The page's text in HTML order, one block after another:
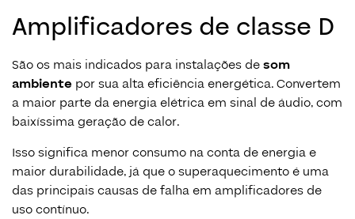
Amplificadores de classe D
São os mais indicados para instalações desom
ambiente por sua alta eficiência energética. Convertem
a maior parte da energia elétrica em sinal de áudio, com
baixíssima geração de calor.
Isso significa menor consumo na conta de energia e
maior durabilidade, já que o superaquecimento é uma
das principais causas de falha em amplificadores de
uso contínuo.